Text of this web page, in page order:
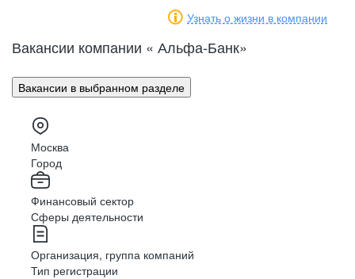
Узнать о жизни в компании
Вакансии компании « Альфа-Банк»
Вакансии в выбранном разделе
Москва
Город
Финансовый сектор
Сферы деятельности
Организация, группа компаний
Тип регистрации